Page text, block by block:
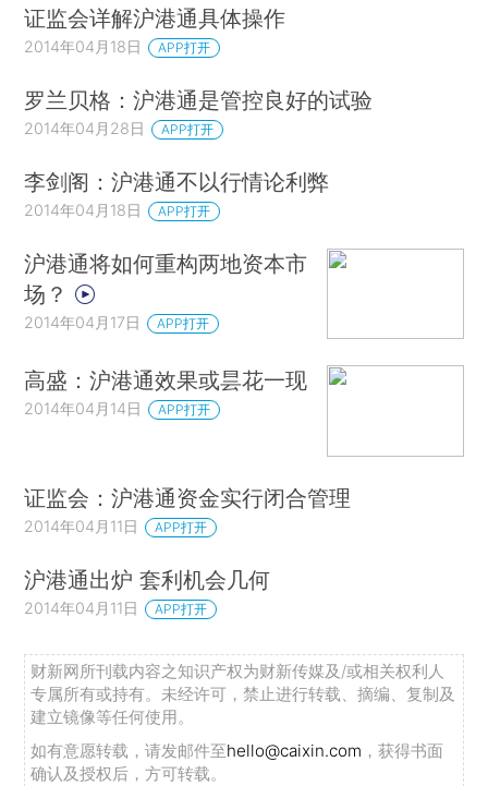
证监会详解沪港通具体操作
2014年04月18日 APP打开
罗兰贝格：沪港通是管控良好的试验
2014年04月28日 APP打开
李剑阁：沪港通不以行情论利弊
2014年04月18日 APP打开
沪港通将如何重构两地资本市
场？
2014年04月17日 APP打开
高盛：沪港通效果或昙花一现
2014年04月14日 APP打开
证监会：沪港通资金实行闭合管理
2014年04月11日 APP打开
沪港通出炉 套利机会几何
2014年04月11日 APP打开
财新网所刊载内容之知识产权为财新传媒及/或相关权利人
专属所有或持有。未经许可，禁止进行转载、摘编、复制及
建立镜像等任何使用。
如有意愿转载，请发邮件至hello@caixin.com ，获得书面
确认及授权后，方可转载。